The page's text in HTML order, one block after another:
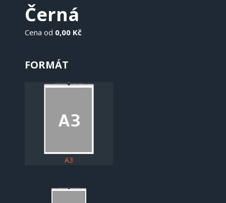
Černá
Cena od 0,00 Kč
FORMÁT
A3